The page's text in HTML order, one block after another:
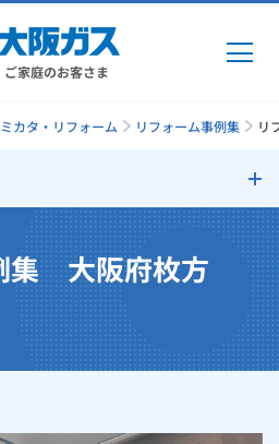
ご家庭のお客さま
カタ・リフォーム リフォーム事例集 リ
のチェックポイント
集 大阪府枚方